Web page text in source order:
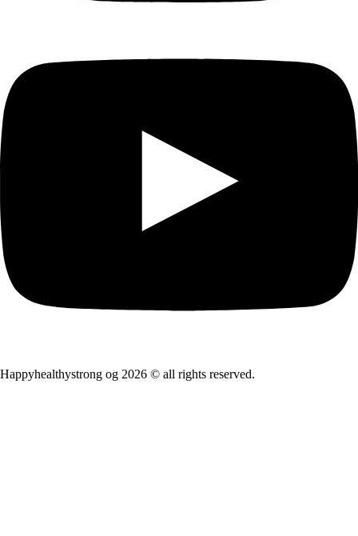
Happyhealthystrong og 2026 © all rights reserved.